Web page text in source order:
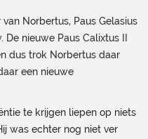
van Norbertus, Paus Gelasius
De nieuwe Paus Calixtus II
dus trok Norbertus daar
een nieuwe
te krijgen liepen op niets
was echter nog niet ver